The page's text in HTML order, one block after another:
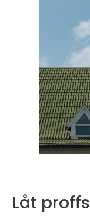
Låt